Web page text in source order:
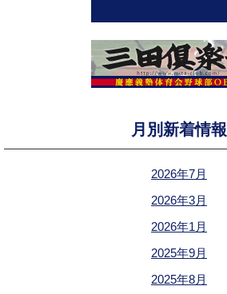
月別新着情報
2026年7月
2026年3月
2026年1月
2025年9月
2025年8月